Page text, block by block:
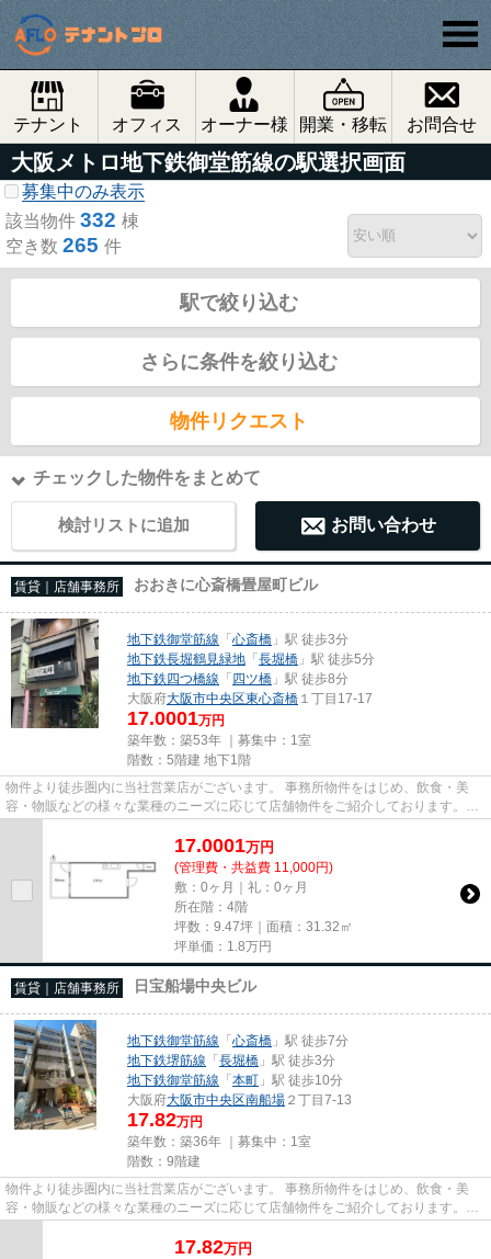
テナント オフィス オーナー様 開業・移転 お問合せ
大阪メトロ地下鉄御堂筋線の駅選択画面
募集中のみ表示
該当物件 332 棟
空き数 265 件
駅で絞り込む
さらに条件を絞り込む
物件リクエスト
チェックした物件をまとめて
検討リストに追加 お問い合わせ
賃貸｜店舗事務所 おおきに心斎橋畳屋町ビル
地下鉄御堂筋線 「心斎橋 」駅 徒歩3分
地下鉄長堀鶴見緑地 「長堀橋 」駅 徒歩5分
地下鉄四つ橋線 「四ツ橋 」駅 徒歩8分
大阪府大阪市中央区東心斎橋 １丁目17-17
17.0001万円
築年数：築53年 ｜募集中： 1室
階数：5階建 地下1階
物件より徒歩圏内に当社営業店がございます。 事務所物件をはじめ、飲食・美
容・物販などの様々な業種のニーズに応じて店舗物件をご紹介しております。
尚、弊社ではおとり広告は一切...
17.0001万円
(管理費・共益費 11,000円)
敷：0ヶ月｜礼：0ヶ月
所在階：4階
坪数：9.47坪｜面積：31.32㎡
坪単価： 1.8万円
賃貸｜店舗事務所 日宝船場中央ビル
地下鉄御堂筋線 「心斎橋 」駅 徒歩7分
地下鉄堺筋線 「長堀橋 」駅 徒歩3分
地下鉄御堂筋線 「本町 」駅 徒歩10分
大阪府大阪市中央区南船場 ２丁目7-13
17.82万円
築年数：築36年 ｜募集中： 1室
階数：9階建
物件より徒歩圏内に当社営業店がございます。 事務所物件をはじめ、飲食・美
容・物販などの様々な業種のニーズに応じて店舗物件をご紹介しております。
尚、弊社ではおとり広告は一切...
17.82万円